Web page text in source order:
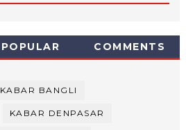
POPULAR COMMENTS
KABAR BANGLI
KABAR DENPASAR